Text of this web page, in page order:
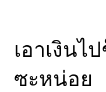
เอาเงินไ
ซะหน่อย